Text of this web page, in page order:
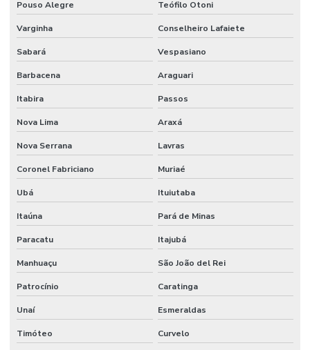
Pouso Alegre Teófilo Otoni
Varginha Conselheiro Lafaiete
Sabará Vespasiano
Barbacena Araguari
Itabira Passos
Nova Lima Araxá
Nova Serrana Lavras
Coronel Fabriciano Muriaé
Ubá Ituiutaba
Itaúna Pará de Minas
Paracatu Itajubá
Manhuaçu São João del Rei
Patrocínio Caratinga
Unaí Esmeraldas
Timóteo Curvelo